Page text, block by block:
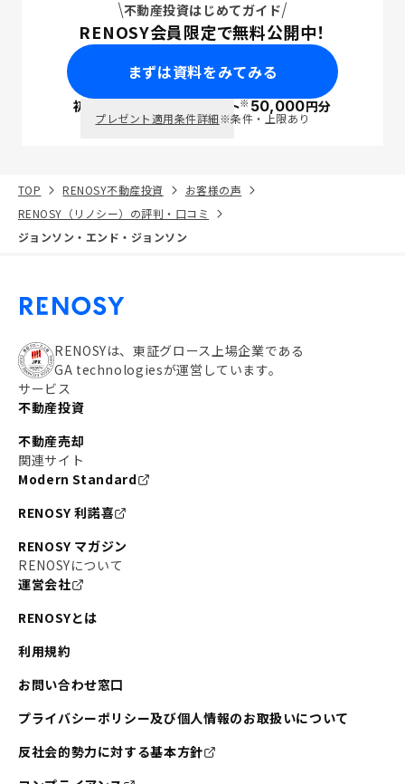
不動産投資はじめてガイド
RENOSY会員限定で無料公開中！
まずは資料をみてみる
初回面談で ポイント※50,000円分
プレゼント適用条件詳細※条件・上限あり
TOP RENOSY不動産投資
お客様の声
RENOSY（リノシー）の評判・口コミ
ジョンソン・エンド・ジョンソン
RENOSYは、東証グロース上場企業である
GA technologiesが運営しています。
サービス
不動産投資
不動産売却
関連サイト
Modern Standard
RENOSY 利諾喜
RENOSY マガジン
RENOSYについて
運営会社
RENOSYとは
利用規約
お問い合わせ窓口
プライバシーポリシー及び個人情報のお取扱いについて
反社会的勢力に対する基本方針